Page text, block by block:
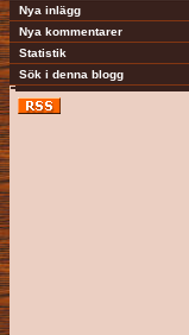
Nya inlägg
Nya kommentarer
Statistik
Sök i denna blogg